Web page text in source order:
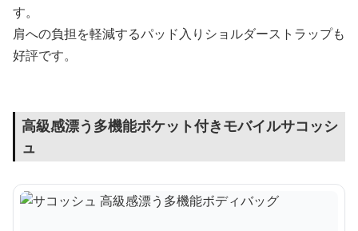
す。
肩への負担を軽減するパッド入りショルダーストラップも
好評です。
高級感漂う多機能ポケット付きモバイルサコッシ
ュ